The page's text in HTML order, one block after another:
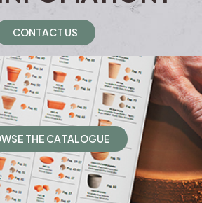
CONTACT US
WSE THE CATALOGUE